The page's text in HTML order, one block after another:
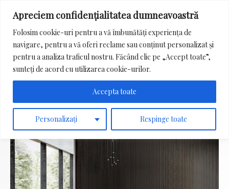
Apreciem confidențialitatea dumneavoastră
Folosim cookie-uri pentru a vă îmbunătăți experiența de
navigare, pentru a vă oferi reclame sau conținut personalizat și
pentru a analiza traficul nostru. Făcând clic pe „Accept toate”,
sunteți de acord cu utilizarea cookie-urilor.
Personalizați Respinge toate
Accepta toate
Menu
Search
for: